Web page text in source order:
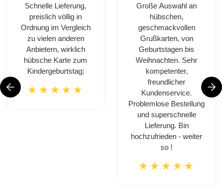
Schnelle Lieferung,
preislich völlig in
Ordnung im Vergleich
zu vielen anderen
Anbietern, wirklich
hübsche Karte zum
Kindergeburtstag;
Große Auswahl an
hübschen,
geschmackvollen
Grußkarten, von
Geburtstagen bis
Weihnachten. Sehr
kompetenter,
freundlicher
Kundenservice.
Problemlose Bestellung
und superschnelle
Lieferung. Bin
hochzufrieden - weiter
so !